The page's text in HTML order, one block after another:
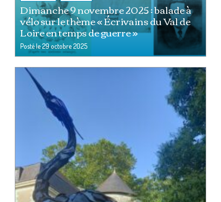
Dimanche 9 novembre 2025 : balade à
vélo sur le thème « Écrivains du Val de
Loire en temps de guerre »
Posté le29 octobre 2025